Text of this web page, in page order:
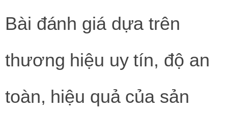
Bài đánh giá dựa trên
thương hiệu uy tín, độ an
toàn, hiệu quả của sản